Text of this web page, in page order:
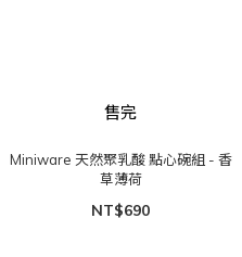
售完
Miniware 天然聚乳酸 點心碗組 - 香
草薄荷
NT$690